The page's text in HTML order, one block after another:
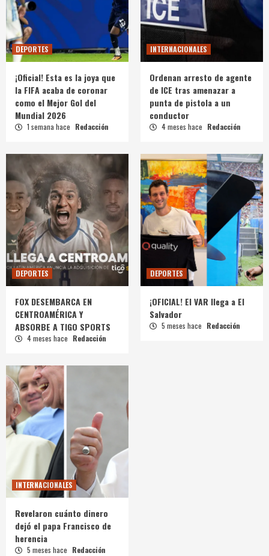
DEPORTES
¡Oficial! Esta es la joya que
la FIFA acaba de coronar
como el Mejor Gol del
Mundial 2026
1 semana hace Redacción
INTERNACIONALES
Ordenan arresto de agente
de ICE tras amenazar a
punta de pistola a un
conductor
4 meses hace Redacción
DEPORTES
FOX DESEMBARCA EN
CENTROAMÉRICA Y
ABSORBE A TIGO SPORTS
4 meses hace Redacción
DEPORTES
¡OFICIAL! El VAR llega a El
Salvador
5 meses hace Redacción
INTERNACIONALES
Revelaron cuánto dinero
dejó el papa Francisco de
herencia
5 meses hace Redacción